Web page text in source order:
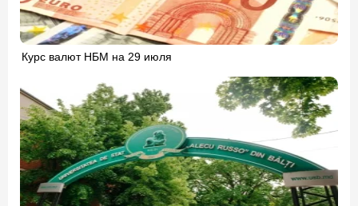
Курс валют НБМ на 29 июля